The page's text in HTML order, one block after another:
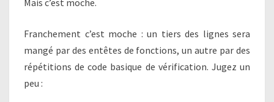
Mais c’est moche.
Franchement c’est moche : un tiers des lignes sera
mangé par des entêtes de fonctions, un autre par des
répétitions de code basique de vérification. Jugez un
peu :